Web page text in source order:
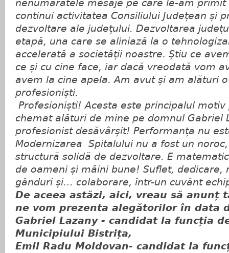
nenumăratele mesaje pe care le-am
continui activitatea Consiliului Județean și
dezvoltare ale județului. Dezvoltarea
etapă, una care se aliniază la o
accelerată a societății noastre. Știu ce
ce și cu cine face, iar dacă vreodată vom
avem la cine apela. Am avut și am alături
profesioniști.
Profesioniști! Acesta este principalul
chemat alături de mine pe domnul Gabriel
profesionist desăvârșit! Performanța nu
Modernizarea Spitalului nu a fost un
structură solidă de dezvoltare. E
de oameni și mâini bune! Suflet, dedicare,
gânduri și… colaborare, într-un cuvânt
De aceea astăzi, aici, vreau să anunț
ne vom prezenta alegătorilor în data
Gabriel Lazany - candidat la funcția
Municipiului Bistrița,
Emil Radu Moldovan- candidat la